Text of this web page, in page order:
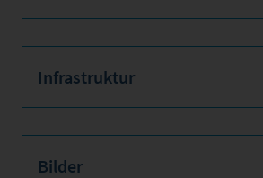
Infrastruktur
Bilder